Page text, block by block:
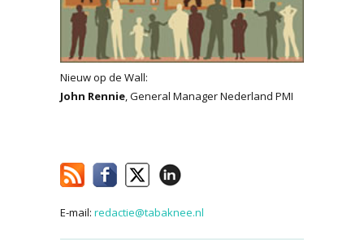
Nieuw op de Wall:
John Rennie, General Manager Nederland PMI
E-mail: redactie@tabaknee.nl